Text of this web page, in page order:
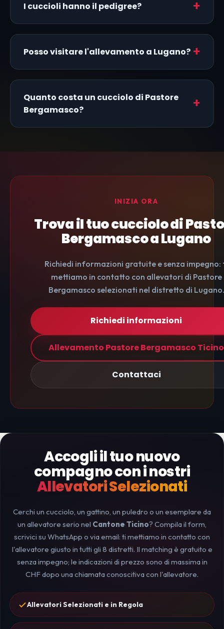
I cuccioli hanno il pedigree?
Posso visitare l'allevamento a Lugano?
Quanto costa un cucciolo di Pastore
Bergamasco?
INIZIA ORA
Trova il tuo cucciolo di
Bergamasco a Lugano
Richiedi informazioni gratuite e senza impegno:
mettiamo in contatto con allevatori di Pastore
Bergamasco selezionati nel distretto di Lugano.
Richiedi informazioni
Allevamento Pastore Bergamasco Ticino
Contattaci
Accogli il tuo nuovo
compagno con i nostri
Allevatori Selezionati
Cerchi un cucciolo, un gattino, un puledro o un esemplare da
un allevatore serio nel Cantone Ticino? Compila il form,
scrivici su WhatsApp o via email: ti mettiamo in contatto con
l'allevatore giusto in tutti gli 8 distretti. Il matching è gratuito e
senza impegno; le indicazioni di prezzo sono di massima in
CHF dopo una chiamata conoscitiva con l'allevatore.
Allevatori Selezionati e in Regola